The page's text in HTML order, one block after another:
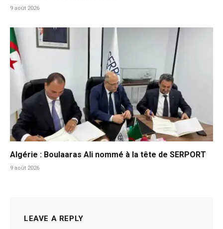
9 août 2026
Algérie : Boulaaras Ali nommé à la tête de SERPORT
9 août 2026
LEAVE A REPLY